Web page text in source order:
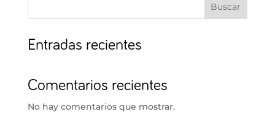
Buscar
Entradas recientes
Comentarios recientes
No hay comentarios que mostrar.